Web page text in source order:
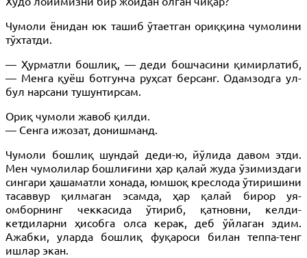
Чумоли ёнидан юк ташиб ўтаетган ориққина чумолини
тўхтатди.
— Ҳурматли бошлиқ, — деди бошчасини қимирлатиб,
— Менга қуёш ботгунча руҳсат берсанг. Одамзодга ул-
бул нарсани тушунтирсам.
Ориқ чумоли жавоб қилди.
— Сенга ижозат, донишманд.
Чумоли бошлиқ шундай деди-ю, йўлида давом этди.
Мен чумолилар бошлиғини ҳар қалай жуда ўзимиздаги
сингари ҳашаматли хонада, юмшоқ креслода ўтиришини
тасаввур қилмаган эсамда, ҳар қалай бирор уя-
омборнинг чеккасида ўтириб, қатновни, келди-
кетдиларни ҳисобга олса керак, деб ўйлаган эдим.
Ажабки, уларда бошлиқ фуқароси билан теппа-тенг
ишлар экан.